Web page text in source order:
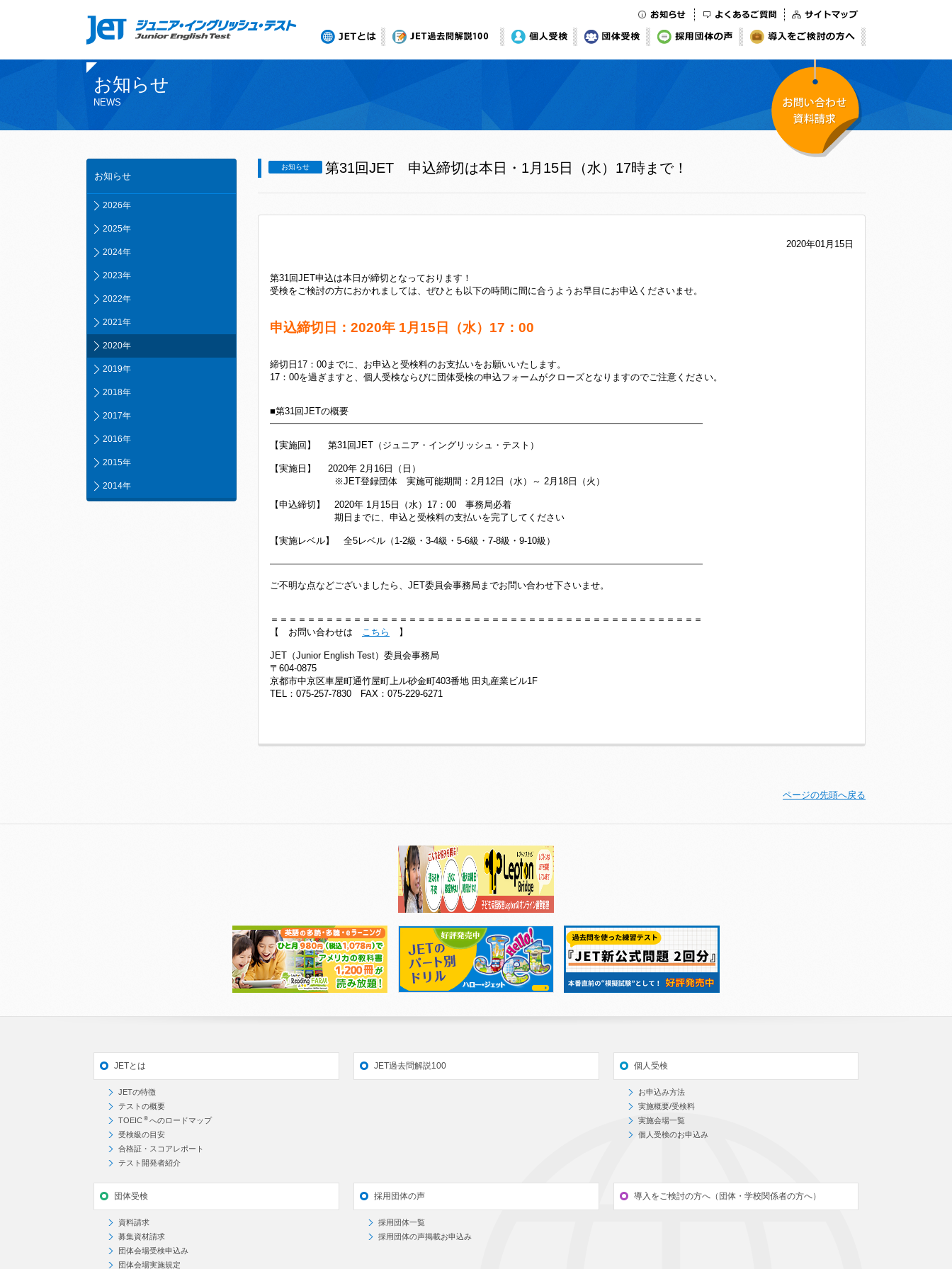
よくあるご質問
お知らせ
NEWS
お知らせ
2026年
2025年
2024年
2023年
2022年
2021年
2020年
2019年
2018年
2017年
2016年
2015年
2014年
第31回JET 申込締切は本日・1月15日（水）17時まで！
お知らせ
2020年01月15日
第31回JET申込は本日が締切となっております！
受検をご検討の方におかれましては、ぜひとも以下の時間に間に合うようお早目にお申込くださいませ。
申込締切日：2020年 1月15日（水）17：00
締切日17：00までに、お申込と受検料のお支払いをお願いいたします。
17：00を過ぎますと、個人受検ならびに団体受検の申込フォームがクローズとなりますのでご注意ください。
■第31回JETの概要
―――――――――――――――――――――――――――――――――――――――――――――――
【実施回】 第31回JET（ジュニア・イングリッシュ・テスト）
【実施日】 2020年 2月16日（日）
※JET登録団体 実施可能期間：2月12日（水）～ 2月18日（火）
【申込締切】 2020年 1月15日（水）17：00 事務局必着
期日までに、申込と受検料の支払いを完了してください
【実施レベル】 全5レベル（1-2級・3-4級・5-6級・7-8級・9-10級）
―――――――――――――――――――――――――――――――――――――――――――――――
ご不明な点などございましたら、JET委員会事務局までお問い合わせ下さいませ。
＝＝＝＝＝＝＝＝＝＝＝＝＝＝＝＝＝＝＝＝＝＝＝＝＝＝＝＝＝＝＝＝＝＝＝＝＝＝＝＝＝＝＝＝＝＝＝
【 お問い合わせは こちら 】
JET（Junior English Test）委員会事務局
〒604-0875
京都市中京区車屋町通竹屋町上ル砂金町403番地 田丸産業ビル1F
TEL：075-257-7830 FAX：075-229-6271
ページの先頭へ戻る
JETとは
JETの特徴
テストの概要
TOEIC ® へのロードマップ
受検級の目安
合格証・スコアレポート
テスト開発者紹介
JET過去問解説100 個人受検
お申込み方法
実施概要/受検料
実施会場一覧
個人受検のお申込み
団体受検
資料請求
募集資材請求
団体会場受検申込み
団体会場実施規定
採用団体の声
採用団体一覧
採用団体の声掲載お申込み
導入をご検討の方へ（団体・学校関係者の方へ）